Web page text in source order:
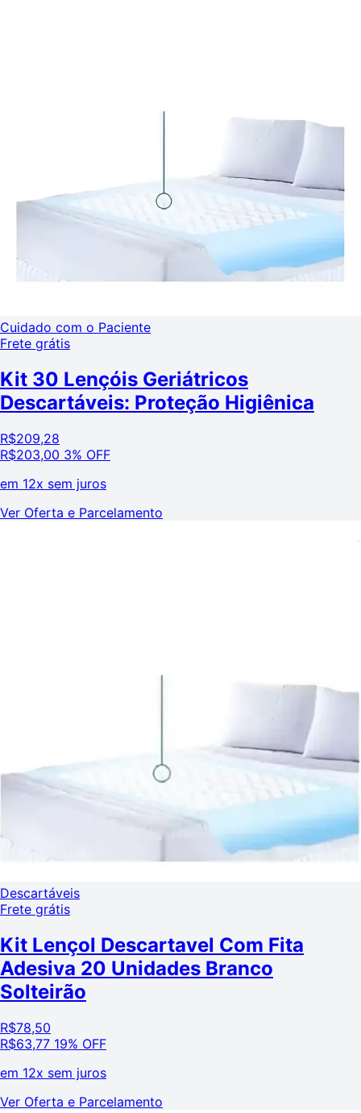
Cuidado com o Paciente
Frete grátis
Kit 30 Lençóis Geriátricos
Descartáveis: Proteção Higiênica
R$209,28
R$203,00 3% OFF
em 12x sem juros
Ver Oferta e Parcelamento
Descartáveis
Frete grátis
Kit Lençol Descartavel Com Fita
Adesiva 20 Unidades Branco
Solteirão
R$78,50
R$63,77 19% OFF
em 12x sem juros
Ver Oferta e Parcelamento